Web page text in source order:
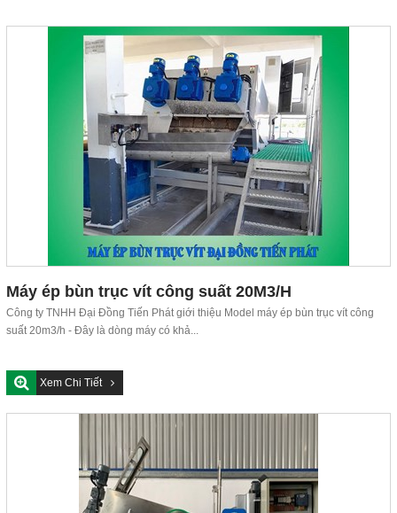
Máy ép bùn trục vít công suất 20M3/H
Công ty TNHH Đại Đồng Tiến Phát giới thiệu Model máy ép bùn trục vít công
suất 20m3/h - Đây là dòng máy có khả...
Xem Chi Tiết